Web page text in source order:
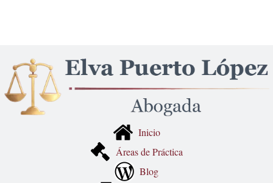
Inicio
Áreas de Práctica
Blog